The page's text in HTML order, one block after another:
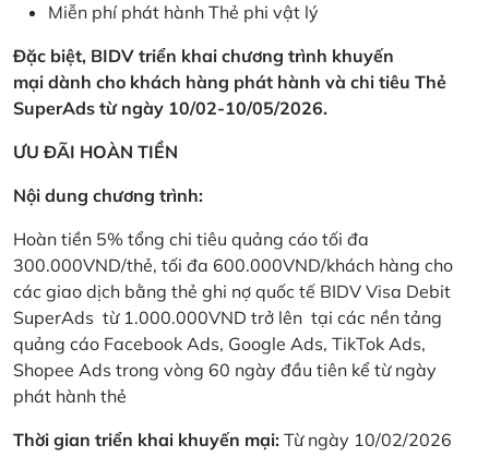
Miễn phí phát hành Thẻ phi vật lý
Đặc biệt, BIDV triển khai chương trình khuyến
mại dành cho khách hàng phát hành và chi tiêu Thẻ
SuperAds từ ngày 10/02-10/05/2026.
ƯU ĐÃI HOÀN TIỀN
Nội dung chương trình:
Hoàn tiền 5% tổng chi tiêu quảng cáo tối đa
300.000VND/thẻ, tối đa 600.000VND/khách hàng cho
các giao dịch bằng thẻ ghi nợ quốc tế BIDV Visa Debit
SuperAds từ 1.000.000VND trở lên tại các nền tảng
quảng cáo Facebook Ads, Google Ads, TikTok Ads,
Shopee Ads trong vòng 60 ngày đầu tiên kể từ ngày
phát hành thẻ
Thời gian triển khai khuyến mại: Từ ngày 10/02/2026